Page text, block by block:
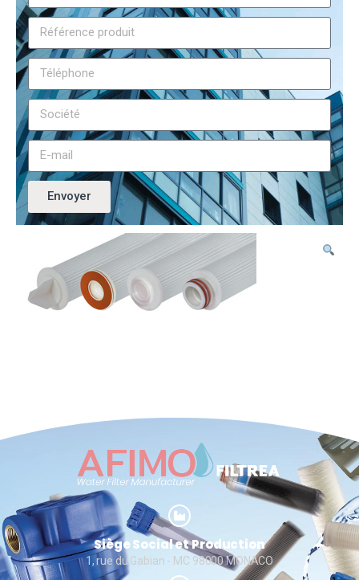
Envoyer
Siège Social et Production
1, rue du Gabian - MC 98000 MONACO